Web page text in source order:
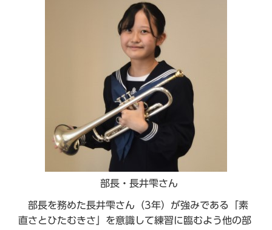
部長・長井雫さん
部長を務めた長井雫さん（3年）が強みである「素
直さとひたむきさ」を意識して練習に臨むよう他の部